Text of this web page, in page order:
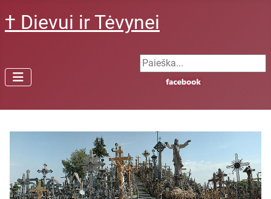
† Dievui ir Tėvynei
Search ...